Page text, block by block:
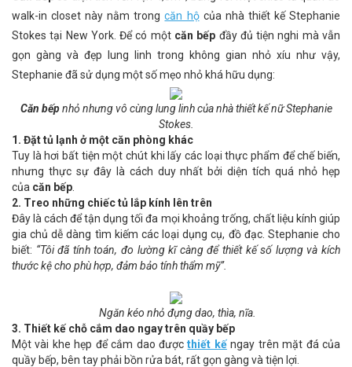
walk-in closet này nằm trongcăn hộcủa nhà thiết kế Stephanie
Stokes tại New York. Để có một căn bếp đầy đủ tiện nghi mà vẫn
gọn gàng và đẹp lung linh trong không gian nhỏ xíu như vậy,
Stephanie đã sử dụng một số mẹo nhỏ khá hữu dụng:
Căn bếpnhỏ nhưng vô cùng lung linh của nhà thiết kế nữ Stephanie
Stokes.
1. Đặt tủ lạnh ở một căn phòng khác
Tuy là hơi bất tiện một chút khi lấy các loại thực phẩm để chế biến,
nhưng thực sự đây là cách duy nhất bởi diện tích quá nhỏ hẹp
của căn bếp
2. Treo những chiếc tủ lắp kính lên trên
Đây là cách để tận dụng tối đa mọi khoảng trống, chất liệu kính giúp
gia chủ dễ dàng tìm kiếm các loại dụng cụ, đồ đạc. Stephanie cho
biết: “Tôi đã tính toán, đo lường kĩ càng để thiết kế số lượng và kích
thước kệ cho phù hợp, đảm bảo tính thẩm mỹ”.
Ngăn kéo nhỏ đựng dao, thìa, nĩa.
3. Thiết kế chỗ cắm dao ngay trên quầy bếp
Một vài khe hẹp để cắm dao đượcthiết kếngay trên mặt đá của
quầy bếp, bên tay phải bồn rửa bát, rất gọn gàng và tiện lợi.